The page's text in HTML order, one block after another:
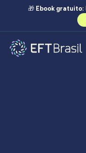
🎁 Ebook gratuito: